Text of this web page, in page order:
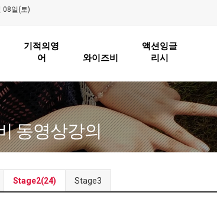
08일(토)
기적의영
어
와이즈비
액션잉글
리시
동영상강의
Stage2(24) Stage3